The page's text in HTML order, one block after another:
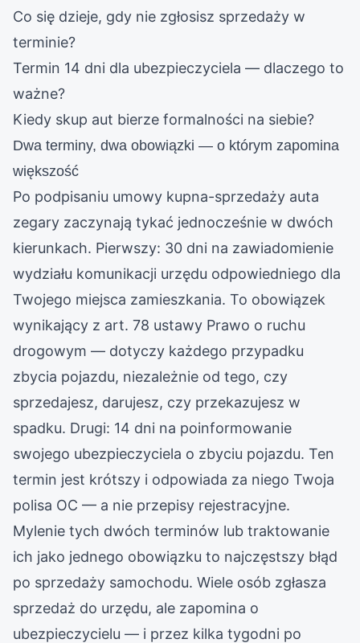
Co się dzieje, gdy nie zgłosisz sprzedaży w
terminie?
Termin 14 dni dla ubezpieczyciela — dlaczego to
ważne?
Kiedy skup aut bierze formalności na siebie?
Dwa terminy, dwa obowiązki — o którym zapomina
większość
Po podpisaniu umowy kupna-sprzedaży auta
zegary zaczynają tykać jednocześnie w dwóch
kierunkach. Pierwszy: 30 dni na zawiadomienie
wydziału komunikacji urzędu odpowiedniego dla
Twojego miejsca zamieszkania. To obowiązek
wynikający z art. 78 ustawy Prawo o ruchu
drogowym — dotyczy każdego przypadku
zbycia pojazdu, niezależnie od tego, czy
sprzedajesz, darujesz, czy przekazujesz w
spadku. Drugi: 14 dni na poinformowanie
swojego ubezpieczyciela o zbyciu pojazdu. Ten
termin jest krótszy i odpowiada za niego Twoja
polisa OC — a nie przepisy rejestracyjne.
Mylenie tych dwóch terminów lub traktowanie
ich jako jednego obowiązku to najczęstszy błąd
po sprzedaży samochodu. Wiele osób zgłasza
sprzedaż do urzędu, ale zapomina o
ubezpieczycielu — i przez kilka tygodni po